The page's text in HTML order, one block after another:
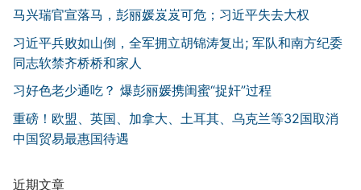
马兴瑞官宣落马，彭丽媛岌岌可危；习近平失去大权
习近平兵败如山倒，全军拥立胡锦涛复出; 军队和南方纪委
同志软禁齐桥桥和家人
习好色老少通吃？ 爆彭丽媛携闺蜜“捉奸”过程
重磅！欧盟、英国、加拿大、土耳其、乌克兰等32国取消
中国贸易最惠国待遇
近期文章